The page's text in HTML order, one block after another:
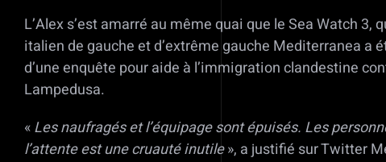
L’Alex s’est amarré au même quai que le Sea Watch 3,
italien de gauche et d’extrême gauche Mediterranea a
d’une enquête pour aide à l’immigration clandestine
Lampedusa.
«Les naufragés et l’équipage sont épuisés. Les
l’attente est une cruauté inutile», a justifié sur Twitter